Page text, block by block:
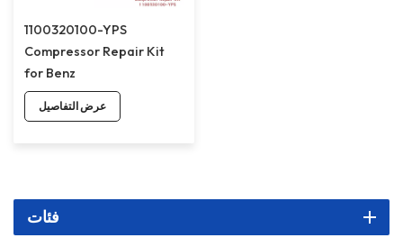
1100320100-YPS
Compressor Repair Kit
for Benz
عرض التفاصيل
فئات